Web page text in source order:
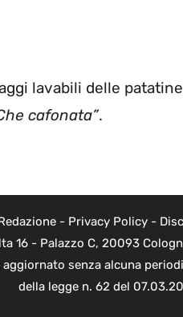
lavabili delle
cafonata”.
- Privacy Policy-
16 - Palazzo C, 20093
senza alcuna
della legge n. 62 del